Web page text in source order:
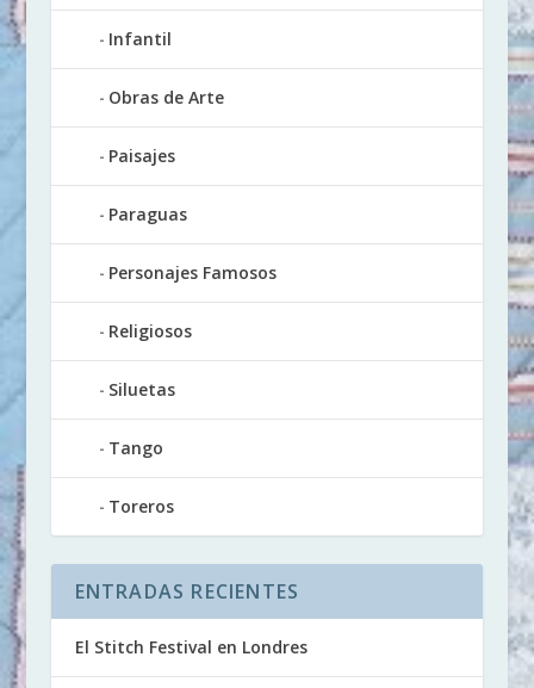
Infantil
Obras de Arte
Paisajes
Paraguas
Personajes Famosos
Religiosos
Siluetas
Tango
Toreros
ENTRADAS RECIENTES
El Stitch Festival en Londres